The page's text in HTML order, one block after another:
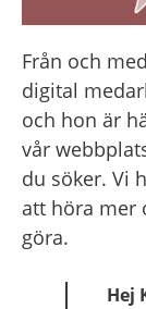
Från och
digital
och hon är
vår
du söker. Vi
att höra mer
göra.
Hej